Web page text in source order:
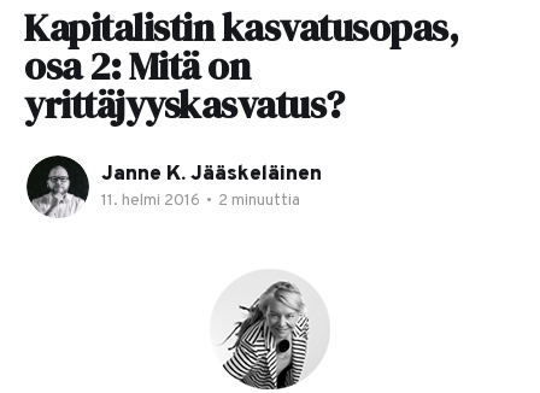
Kapitalistin kasvatusopas,
osa 2: Mitä on
yrittäjyyskasvatus?
Janne K. Jääskeläinen
11. helmi 2016 • 2 minuuttia